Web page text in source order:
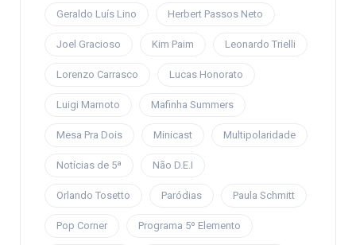
Geraldo Luís Lino Herbert Passos Neto
Joel Gracioso Kim Paim Leonardo Trielli
Lorenzo Carrasco Lucas Honorato
Luigi Marnoto Mafinha Summers
Mesa Pra Dois Minicast Multipolaridade
Notícias de 5ª Não D.E.I
Orlando Tosetto Paródias Paula Schmitt
Pop Corner Programa 5º Elemento